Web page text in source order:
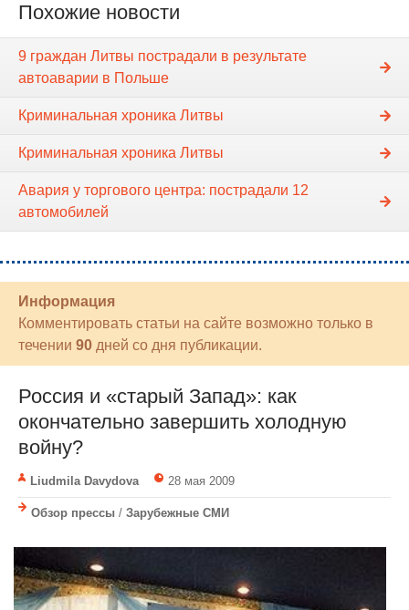
Похожие новости
9 граждан Литвы пострадали в результате
автоаварии в Польше
Криминальная хроника Литвы
Криминальная хроника Литвы
Авария у торгового центра: пострадали 12
автомобилей
Информация
Комментировать статьи на сайте возможно только в
течении 90 дней со дня публикации.
Россия и «старый Запад»: как
окончательно завершить холодную
войну?
Liudmila Davydova 28 мая 2009
Обзор прессы / Зарубежные СМИ